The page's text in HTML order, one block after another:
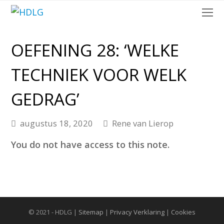
OEFENING 28: ‘WELKE
TECHNIEK VOOR WELK
GEDRAG’
augustus 18, 2020 Rene van Lierop
You do not have access to this note.
© 2021 - HDLG | Sitemap | Privacy Verklaring | Cookies